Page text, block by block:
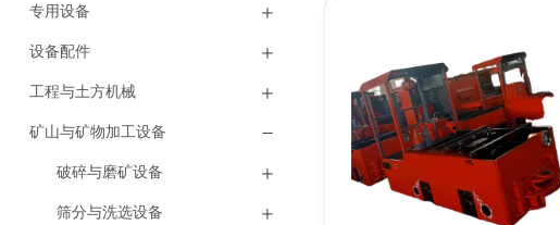
专用设备
设备配件
工程与土方机械
矿山与矿物加工设备
破碎与磨矿设备
筛分与洗选设备